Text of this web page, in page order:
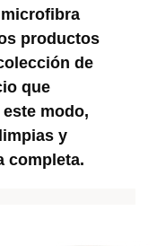
productos
de
que
modo,
y
completa.